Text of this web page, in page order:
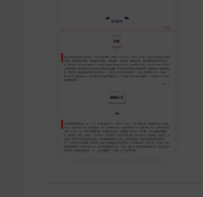
QUANT